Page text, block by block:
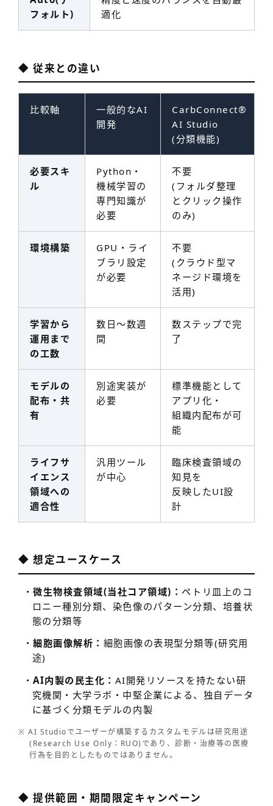
フォルト)
適化
◆ 従来との違い
比較軸
一般的なAI
開発
CarbConnect®
AI Studio
(分類機能)
必要スキ
ル
Python・
機械学習の
専門知識が
必要
不要
(フォルダ整理
とクリック操作
のみ)
環境構築
GPU・ライ
ブラリ設定
が必要
不要
(クラウド型マ
ネージド環境を
活用)
学習から
運用まで
の工数
数日〜数週
間
数ステップで完
了
モデルの
配布・共
有
別途実装が
必要
標準機能として
アプリ化・
組織内配布が可
能
ライフサ
イエンス
領域への
適合性
汎用ツール
が中心
臨床検査領域の
知見を
反映したUI設
計
◆ 想定ユースケース
・微生物検査領域(当社コア領域)： ペトリ皿上のコ
ロニー種別分類、染色像のパターン分類、培養状
態の分類等
・細胞画像解析： 細胞画像の表現型分類等(研究用
途)
・AI内製の民主化： AI開発リソースを持たない研
究機関・大学ラボ・中堅企業による、独自データ
に基づく分類モデルの内製
※ AI Studioでユーザーが構築するカスタムモデルは研究用途
(Research Use Only：RUO)であり、診断・治療等の医療
行為を目的としたものではありません。
◆ 提供範囲・期間限定キャンペーン